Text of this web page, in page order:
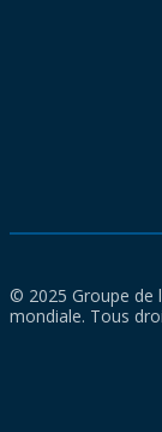
© 2025 Groupe de
mondiale. Tous